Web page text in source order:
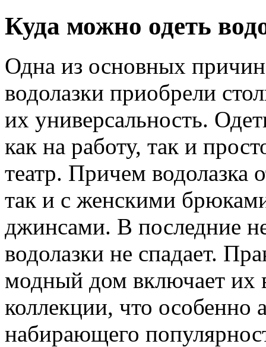
Куда можно одеть
Одна из основных
водолазки приобрели
их универсальность.
как на работу, так и
театр. Причем водолазка
так и с женскими
джинсами. В последние
водолазки не спадает.
модный дом включает их
коллекции, что особенно
набирающего